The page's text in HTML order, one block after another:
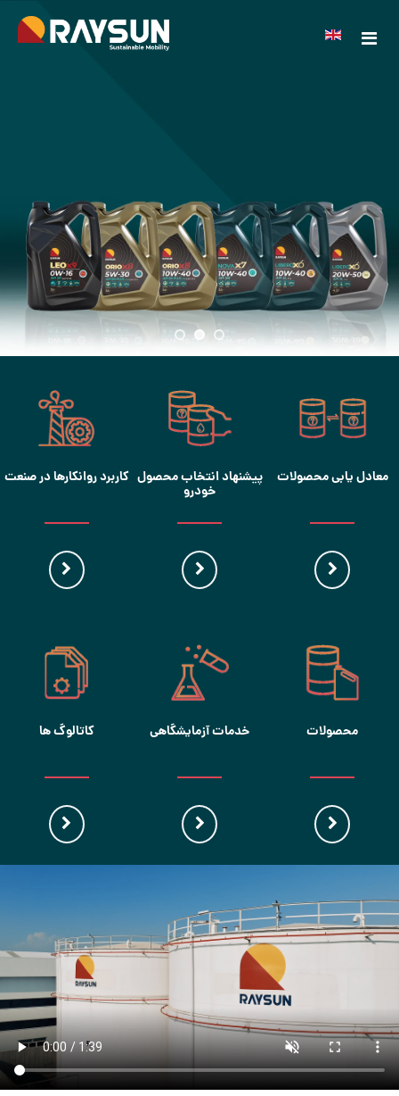
معادل یابی محصولات پیشنهاد انتخاب محصول
خودرو
کاربرد روانکارها در صنعت
محصولات خدمات آزمایشگاهی کاتالوگ ها